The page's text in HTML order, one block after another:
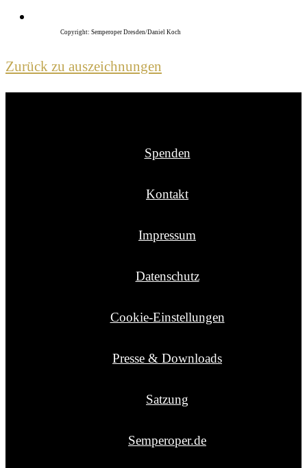
Copyright: Semperoper Dresden/Daniel Koch
Zurück zu auszeichnungen
Spenden
Kontakt
Impressum
Datenschutz
Cookie-Einstellungen
Presse & Downloads
Satzung
Semperoper.de